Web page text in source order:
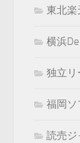
東北楽
横浜
独立リ
福岡ソ
読売ジ